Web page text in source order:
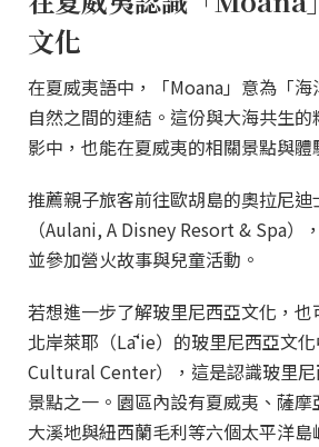
文化
在夏威夷語中，「Moana」意為「
自然之間的連結。這份與大海共生
影中，也能在夏威夷的相關景點與體
推薦親子旅客前往歐胡島的奧拉尼迪
（Aulani, A Disney Resort & Spa）
並參加營火故事與兒童活動。
若想進一步了解玻里尼西亞文化，
北岸萊耶（Lāʻie）的玻里尼西亞文
Cultural Center），這是認識玻里
景點之一。園區內設有夏威夷、薩摩
大溪地與紐西蘭毛利等六個太平洋